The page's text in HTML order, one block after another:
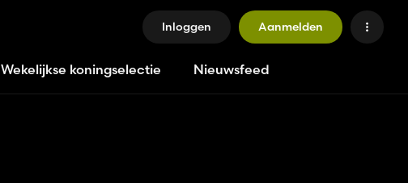
Inloggen Aanmelden
Wekelijkse koningselectie Nieuwsfeed